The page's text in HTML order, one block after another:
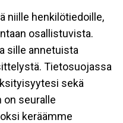
niille henkilötiedoille,
osallistuvista.
sille annetuista
Tietosuojassa
sekä
seuralle
keräämme